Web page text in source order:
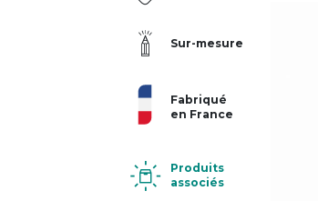
Sur-mesure
Fabriqué
en France
Produits
associés